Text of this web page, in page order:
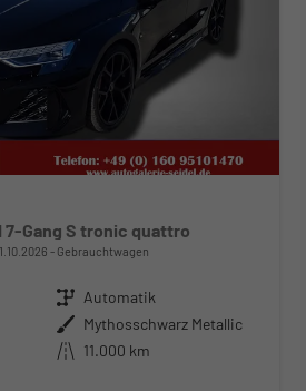
7-Gang S tronic quattro
Gebrauchtwagen
Getriebe Automatik
Außenfarbe Mythosschwarz Metallic
Kilometerstand 11.000 km